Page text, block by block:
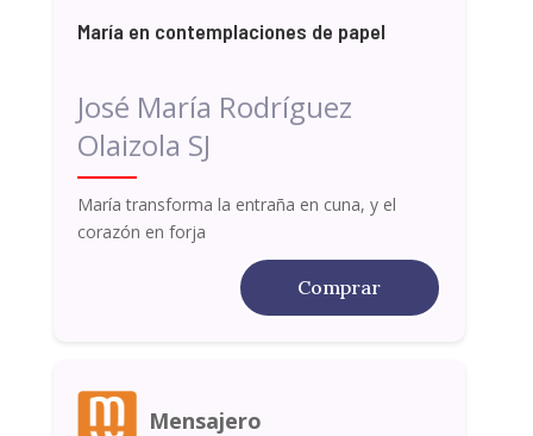
María en contemplaciones de papel
José María Rodríguez
Olaizola SJ
María transforma la entraña en cuna, y el
corazón en forja
Comprar
Mensajero